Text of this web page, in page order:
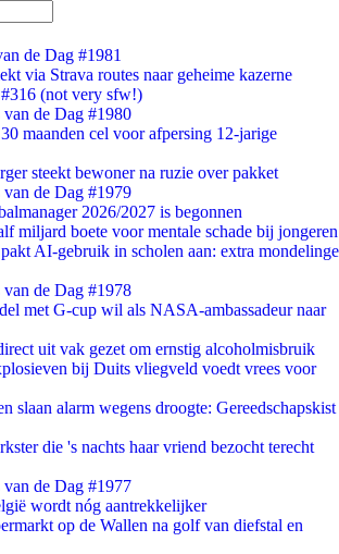
de Dag #1981
via Strava routes naar geheime kazerne
(not very sfw!)
van de Dag #1980
maanden cel voor afpersing 12-jarige
steekt bewoner na ruzie over pakket
van de Dag #1979
2026/2027 is begonnen
miljard boete voor mentale schade bij jongeren
AI-gebruik in scholen aan: extra mondelinge
van de Dag #1978
met G-cup wil als NASA-ambassadeur naar
uit vak gezet om ernstig alcoholmisbruik
bij Duits vliegveld voedt vrees voor
slaan alarm wegens droogte: Gereedschapskist
die 's nachts haar vriend bezocht terecht
van de Dag #1977
wordt nóg aantrekkelijker
op de Wallen na golf van diefstal en